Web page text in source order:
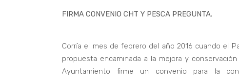
FIRMA CONVENIO CHT Y PESCA PREGUNTA.
Corría el mes de febrero del año 2016 cuando el
propuesta encaminada a la mejora y
Ayuntamiento firme un convenio para la